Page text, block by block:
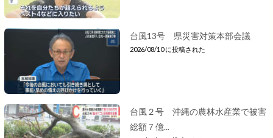
台風13号 県災害対策本部会議
2026/08/10 に投稿された
台風２号 沖縄の農林水産業で被害
総額７億...